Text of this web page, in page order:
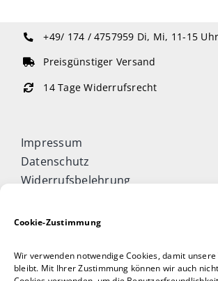
Cookie-Zustimmung
Wir verwenden notwendige Cookies, damit unsere
bleibt. Mit Ihrer Zustimmung können wir auch
+49/ 174 / 4757959 Di, Mi, 11-15 Uhr
Preisgünstiger Versand
14 Tage Widerrufsrecht
Impressum
Datenschutz
Widerrufsbelehrung
Allgemeine Geschäftsbedingungen
Taijiquan & Qigong Journal